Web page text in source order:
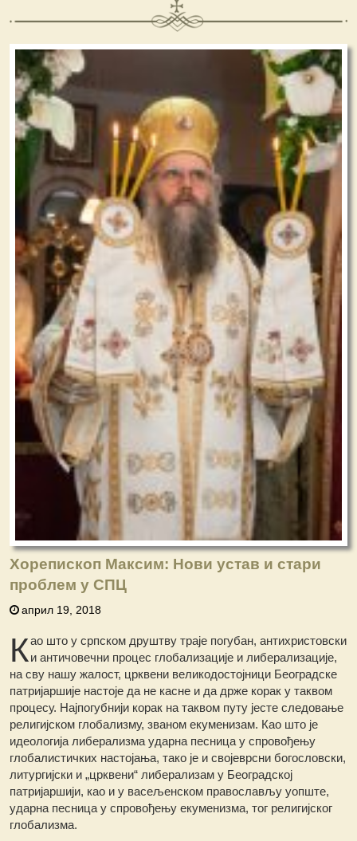
Хорепископ Максим: Нови устав и стари
проблем у СПЦ
април 19, 2018
Као што у српском друштву траје погубан, антихристовски
и античовечни процес глобализације и либерализације,
на сву нашу жалост, црквени великодостојници Београдске
патријаршије настоје да не касне и да држе корак у таквом
процесу. Најпогубнији корак на таквом путу јесте следовање
религијском глобализму, званом екуменизам. Као што је
идеологија либерализма ударна песница у спровођењу
глобалистичких настојања, тако је и својеврсни богословски,
литургијски и „црквени“ либерализам у Београдској
патријаршији, као и у васељенском православљу уопште,
ударна песница у спровођењу екуменизма, тог религијског
глобализма.